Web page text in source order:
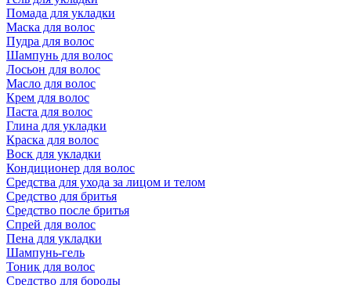
Помада для укладки
Маска для волос
Пудра для волос
Шампунь для волос
Лосьон для волос
Масло для волос
Крем для волос
Паста для волос
Глина для укладки
Краска для волос
Воск для укладки
Кондиционер для волос
Средства для ухода за лицом и телом
Средство для бритья
Средство после бритья
Спрей для волос
Пена для укладки
Шампунь-гель
Тоник для волос
Средство для бороды